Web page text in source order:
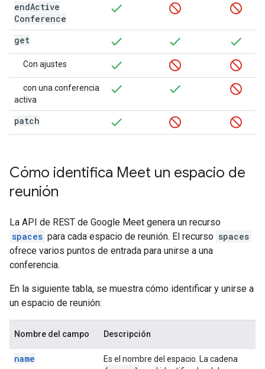
endActive
Conference
get
Con ajustes
con una conferencia
activa
patch
Cómo identifica Meet un espacio de
reunión
La API de REST de Google Meet genera un recurso
spaces para cada espacio de reunión. El recurso spaces
ofrece varios puntos de entrada para unirse a una
conferencia.
En la siguiente tabla, se muestra cómo identificar y unirse a
un espacio de reunión:
Nombre del campo Descripción
name Es el nombre del espacio. La cadena